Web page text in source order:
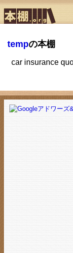
tempの本棚
car insurance